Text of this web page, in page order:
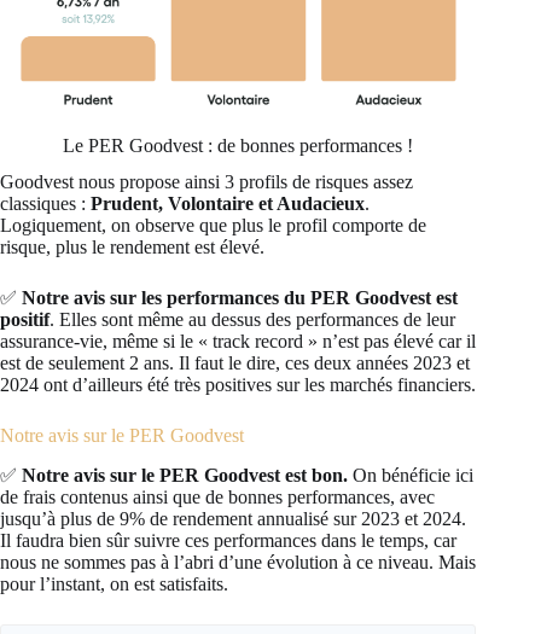
Le PER Goodvest : de bonnes performances !
Goodvest nous propose ainsi 3 profils de risques assez
classiques : Prudent, Volontaire et Audacieux.
Logiquement, on observe que plus le profil comporte de
risque, plus le rendement est élevé.
✅ Notre avis sur les performances du PER Goodvest est
positif. Elles sont même au dessus des performances de leur
assurance-vie, même si le « track record » n’est pas élevé car il
est de seulement 2 ans. Il faut le dire, ces deux années 2023 et
2024 ont d’ailleurs été très positives sur les marchés financiers.
Notre avis sur le PER Goodvest
✅ Notre avis sur le PER Goodvest est bon. On bénéficie ici
de frais contenus ainsi que de bonnes performances, avec
jusqu’à plus de 9% de rendement annualisé sur 2023 et 2024.
Il faudra bien sûr suivre ces performances dans le temps, car
nous ne sommes pas à l’abri d’une évolution à ce niveau. Mais
pour l’instant, on est satisfaits.